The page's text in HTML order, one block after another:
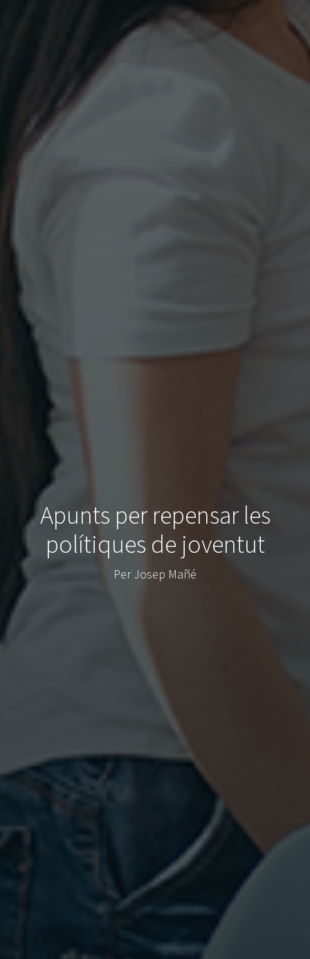
Apunts per repensar les
polítiques de joventut
Per Josep Mañé